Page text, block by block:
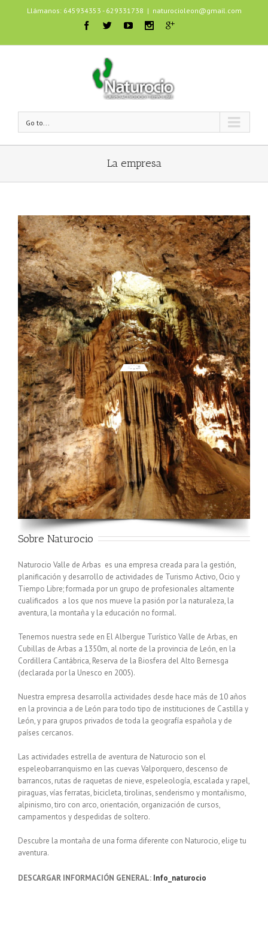
Llámanos: 645934353 - 629331738 | naturocioleon@gmail.com
Go to...
La empresa
Sobre Naturocio
Naturocio Valle de Arbas es una empresa creada para la gestión,
planificación y desarrollo de actividades de Turismo Activo, Ocio y
Tiempo Libre; formada por un grupo de profesionales altamente
cualificados a los que nos mueve la pasión por la naturaleza, la
aventura, la montaña y la educación no formal.
Tenemos nuestra sede en El Albergue Turístico Valle de Arbas, en
Cubillas de Arbas a 1350m, al norte de la provincia de León, en la
Cordillera Cantábrica, Reserva de la Biosfera del Alto Bernesga
(declarada por la Unesco en 2005).
Nuestra empresa desarrolla actividades desde hace más de 10 años
en la provincia a de León para todo tipo de instituciones de Castilla y
León, y para grupos privados de toda la geografía española y de
países cercanos.
Las actividades estrella de aventura de Naturocio son el
espeleobarranquismo en las cuevas Valporquero, descenso de
barrancos, rutas de raquetas de nieve, espeleología, escalada y rapel,
piraguas, vías ferratas, bicicleta, tirolinas, senderismo y montañismo,
alpinismo, tiro con arco, orientación, organización de cursos,
campamentos y despedidas de soltero.
Descubre la montaña de una forma diferente con Naturocio, elige tu
aventura.
DESCARGAR INFORMACIÓN GENERAL: Info_naturocio